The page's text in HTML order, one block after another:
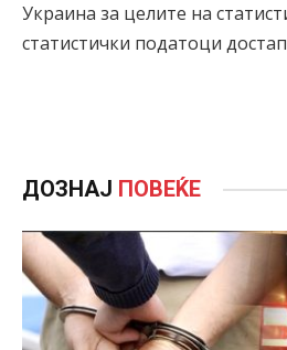
Украина за целите на
статистички податоци
ДОЗНАЈ ПОВЕЌЕ